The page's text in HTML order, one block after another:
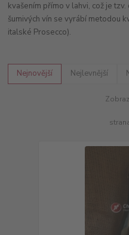
kvašením přímo v lahvi, což je
šumivých vín se vyrábí metodou
italské Prosecco).
Nejnovější Nejlevnější